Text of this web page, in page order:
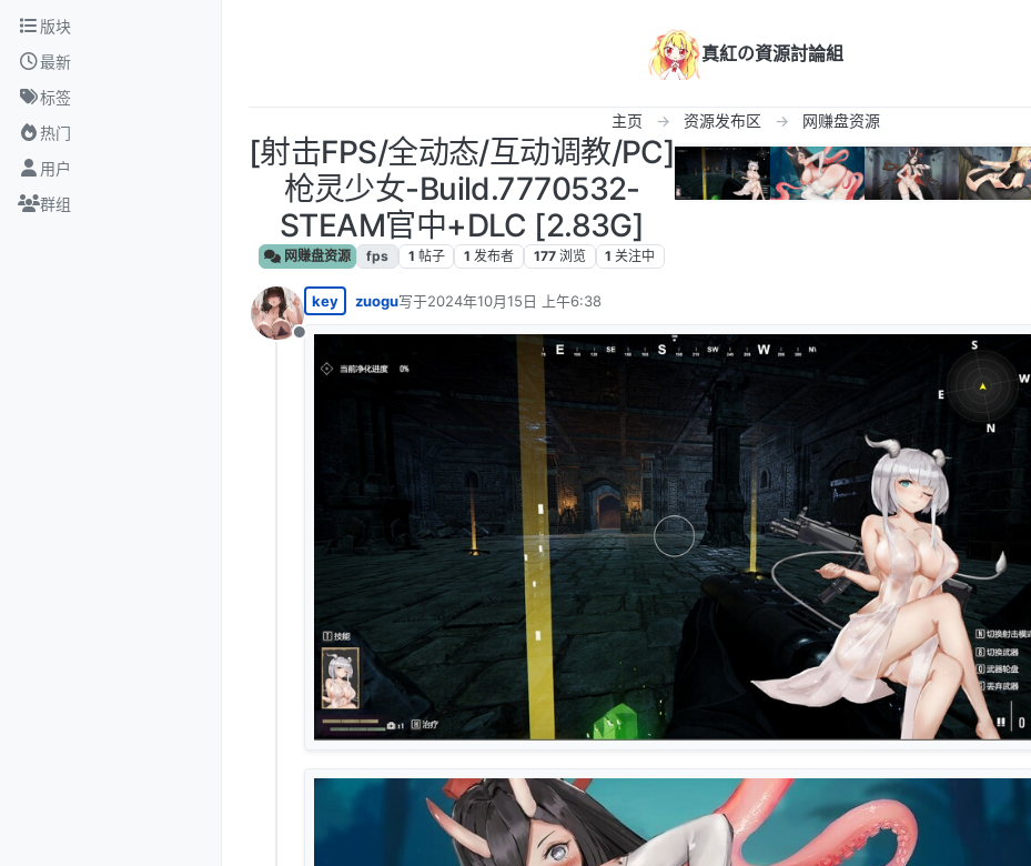
跳转至内容
版块
最新
标签
热门
用户
群组
真紅の資源討論組
主页 资源发布区 网赚盘资源
[射击FPS/全动态/互动调教/PC]
枪灵少女-Build.7770532-
STEAM官中+DLC [2.83G]
网赚盘资源 fps 1 帖子 1 发布者 177 浏览 1 关注中
离线
key zuogu写于2024年10月15日 上午6:38
最后由 编辑